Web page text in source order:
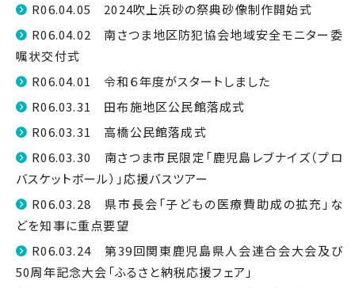
R06.04.05 2024吹上浜砂の祭典砂像制作開始式
R06.04.02 南さつま地区防犯協会地域安全モニター委
嘱状交付式
R06.04.01 令和６年度がスタートしました
R06.03.31 田布施地区公民館落成式
R06.03.31 高橋公民館落成式
R06.03.30 南さつま市民限定「鹿児島レブナイズ（プロ
バスケットボール）」応援バスツアー
R06.03.28 県市長会「子どもの医療費助成の拡充」な
どを知事に重点要望
R06.03.24 第39回関東鹿児島県人会連合会大会及び
50周年記念大会「ふるさと納税応援フェア」